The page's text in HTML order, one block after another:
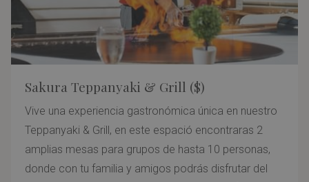
Sakura Teppanyaki & Grill ($)
Vive una experiencia gastronómica única en nuestro
Teppanyaki & Grill, en este espació encontraras 2
amplias mesas para grupos de hasta 10 personas,
donde con tu familia y amigos podrás disfrutar del